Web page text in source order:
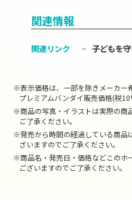
関連情報
関連リンク 子どもを
※表示価格は、一部を除きメーカー
プレミアムバンダイ販売価格(税
※商品の写真・イラストは実際の商
ご了承ください。
※発売から時間の経過している商品
ざいますのでご了承ください。
※商品名・発売日・価格などこのホ
ございますのでご了承ください。